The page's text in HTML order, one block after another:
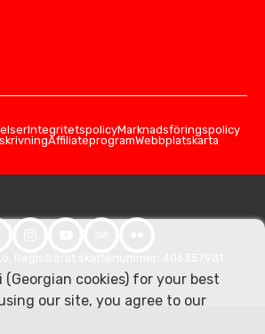
IntegritetspolicyMarknadsföringspolicy
AffiliateprogramWebbplatskarta
Registrerat skattenummer: 406357981
(Georgian cookies) for your best
our site, you agree to our